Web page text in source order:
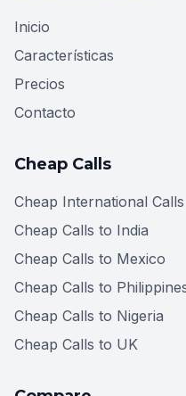
Inicio
Características
Precios
Contacto
Cheap Calls
Cheap International Calls
Cheap Calls to India
Cheap Calls to Mexico
Cheap Calls to
Cheap Calls to Nigeria
Cheap Calls to UK